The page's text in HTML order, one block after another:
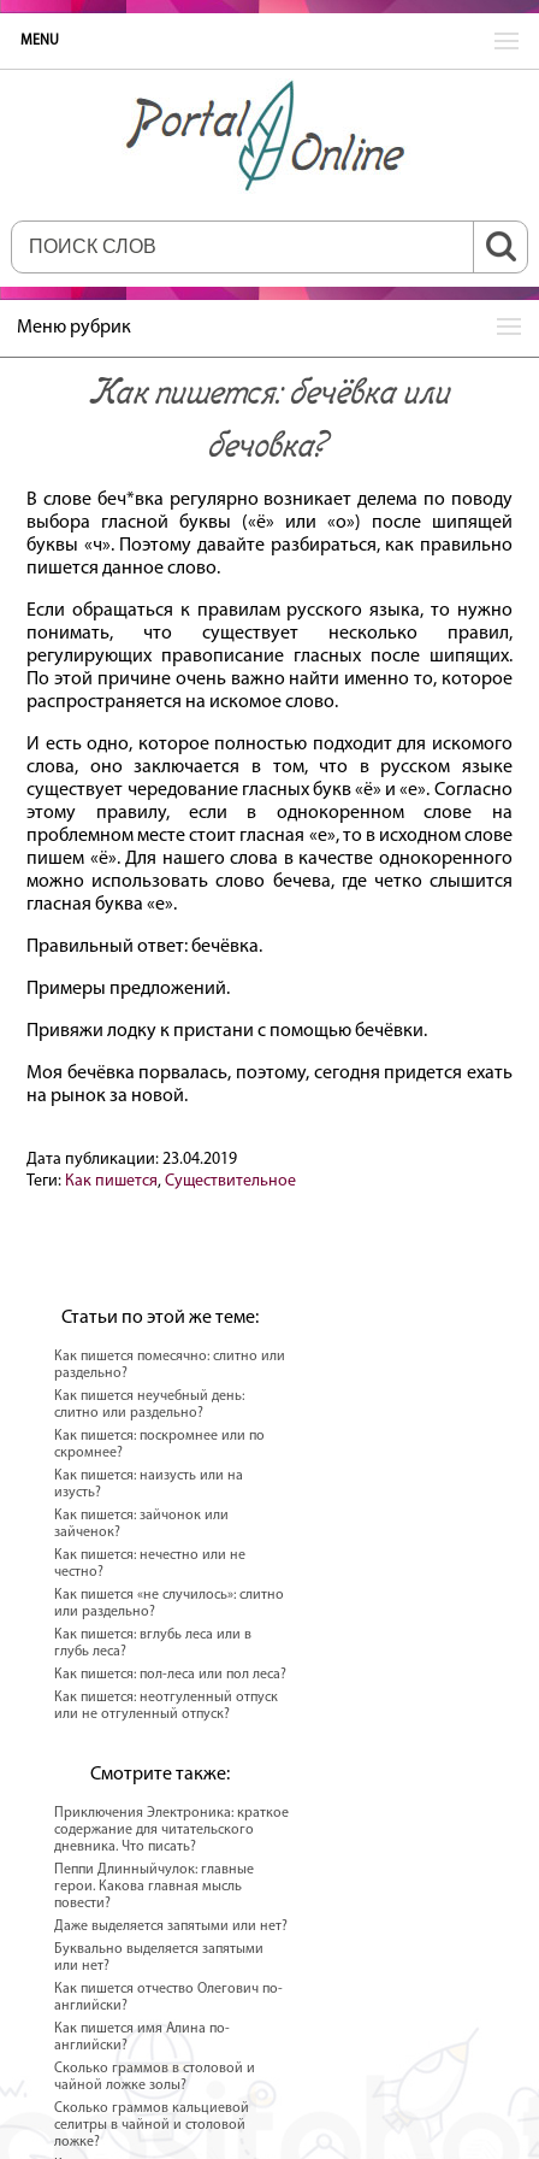
MENU
Меню рубрик
Как пишется: бечёвка или
бечовка?
В слове беч*вка регулярно возникает делема по поводу
выбора гласной буквы («ё» или «о») после шипящей
буквы «ч». Поэтому давайте разбираться, как правильно
пишется данное слово.
Если обращаться к правилам русского языка, то нужно
понимать, что существует несколько правил,
регулирующих правописание гласных после шипящих.
По этой причине очень важно найти именно то, которое
распространяется на искомое слово.
И есть одно, которое полностью подходит для искомого
слова, оно заключается в том, что в русском языке
существует чередование гласных букв «ё» и «е». Согласно
этому правилу, если в однокоренном слове на
проблемном месте стоит гласная «е», то в исходном слове
пишем «ё». Для нашего слова в качестве однокоренного
можно использовать слово бечева, где четко слышится
гласная буква «е».
Правильный ответ: бечёвка.
Примеры предложений.
Привяжи лодку к пристани с помощью бечёвки.
Моя бечёвка порвалась, поэтому, сегодня придется ехать
на рынок за новой.
Дата публикации:23.04.2019
Теги: Как пишется,Существительное
Статьи по этой же теме:
Как пишется помесячно: слитно или
раздельно?
Как пишется неучебный день:
слитно или раздельно?
Как пишется: поскромнее или по
скромнее?
Как пишется: наизусть или на
изусть?
Как пишется: зайчонок или
зайченок?
Как пишется: нечестно или не
честно?
Как пишется «не случилось»: слитно
или раздельно?
Как пишется: вглубь леса или в
глубь леса?
Как пишется: пол-леса или пол леса?
Как пишется: неотгуленный отпуск
или не отгуленный отпуск?
Смотрите также:
Приключения Электроника: краткое
содержание для читательского
дневника. Что писать?
Пеппи Длинныйчулок: главные
герои. Какова главная мысль
повести?
Даже выделяется запятыми или нет?
Буквально выделяется запятыми
или нет?
Как пишется отчество Олегович по-
английски?
Как пишется имя Алина по-
английски?
Сколько граммов в столовой и
чайной ложке золы?
Сколько граммов кальциевой
селитры в чайной и столовой
ложке?